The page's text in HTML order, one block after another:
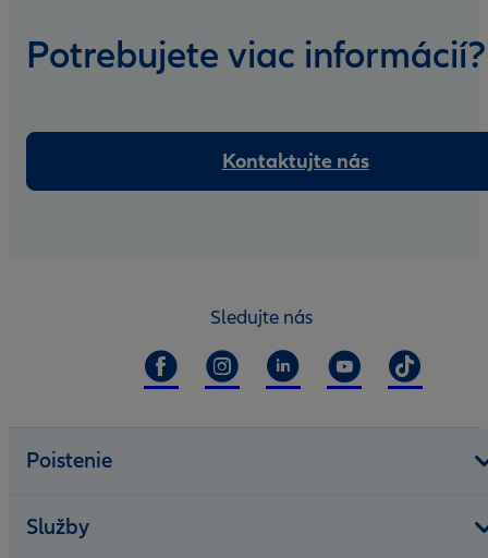
Potrebujete viac informácií?
Kontaktujte nás
Sledujte nás
Poistenie
Služby